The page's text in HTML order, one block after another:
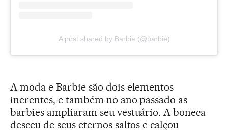
A post shared by Barbie (@barbie)
A moda e Barbie são dois elementos
inerentes, e também no ano passado as
barbies ampliaram seu vestuário. A boneca
desceu de seus eternos saltos e calçou